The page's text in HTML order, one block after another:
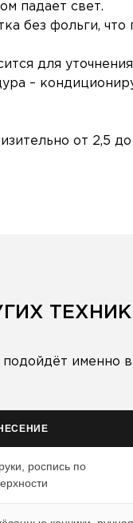
падает свет.
без фольги,
для
–
от 2,5
подойдёт именно
роспись по